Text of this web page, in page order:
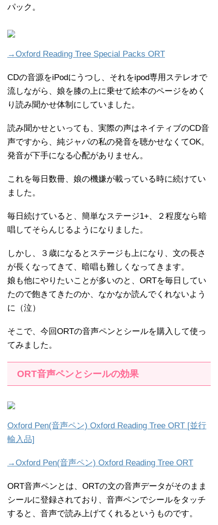
パック。
→Oxford Reading Tree Special Packs ORT
CDの音源をiPodにうつし、それをipod専用ステレオで
流しながら、娘を膝の上に乗せて絵本のページをめく
り読み聞かせ体制にしていました。
読み聞かせといっても、実際の声はネイティブのCD音
声ですから、純ジャパの私の発音を聴かせなくてOK。
発音が下手になる心配がありません。
これを毎日数冊、娘の機嫌が載っている時に続けてい
ました。
毎日続けていると、簡単なステージ1+、２程度なら暗
唱してそらんじるようになりました。
しかし、３歳になるとステージも上になり、文の長さ
が長くなってきて、暗唱も難しくなってきます。
娘も他にやりたいことが多いのと、ORTを毎日してい
たので飽きてきたのか、なかなか読んでくれないよう
に（泣）
そこで、今回ORTの音声ペンとシールを購入して使っ
てみました。
ORT音声ペンとシールの効果
Oxford Pen(音声ペン) Oxford Reading Tree ORT [並行
輸入品]
→Oxford Pen(音声ペン) Oxford Reading Tree ORT
ORT音声ペンとは、ORTの文の音声データがそのまま
シールに登録されており、音声ペンでシールをタッチ
すると、音声で読み上げてくれるというものです。